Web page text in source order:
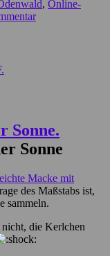
, Online-
Sonne
Macke mit
des Maßstabs ist,
sammeln.
die Kerlchen